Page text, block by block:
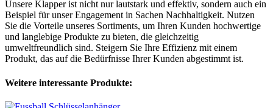
Unsere Klapper ist nicht nur lautstark und effektiv, sondern auch ein
Beispiel für unser Engagement in Sachen Nachhaltigkeit. Nutzen
Sie die Vorteile unseres Sortiments, um Ihren Kunden hochwertige
und langlebige Produkte zu bieten, die gleichzeitig
umweltfreundlich sind. Steigern Sie Ihre Effizienz mit einem
Produkt, das auf die Bedürfnisse Ihrer Kunden abgestimmt ist.
Weitere interessante Produkte: